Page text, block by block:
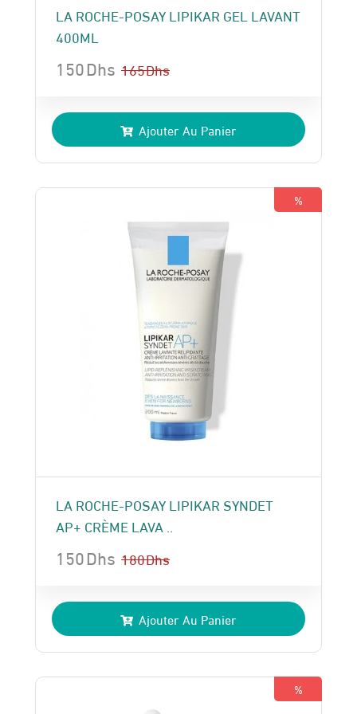
LA ROCHE-POSAY LIPIKAR GEL LAVANT
400ML
165Dhs
prix
initial
était :
165 Dhs.
150Dhs
prix
actuel
est :
150 Dhs.
Ajouter Au Panier
%
LA ROCHE-POSAY LIPIKAR SYNDET
AP+ CRÈME LAVA ..
180Dhs
prix
initial
était :
180 Dhs.
150Dhs
prix
actuel
est :
150 Dhs.
Ajouter Au Panier
%